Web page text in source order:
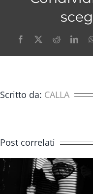
Facebook Reddit
Scritto da: CALLA
Post correlati